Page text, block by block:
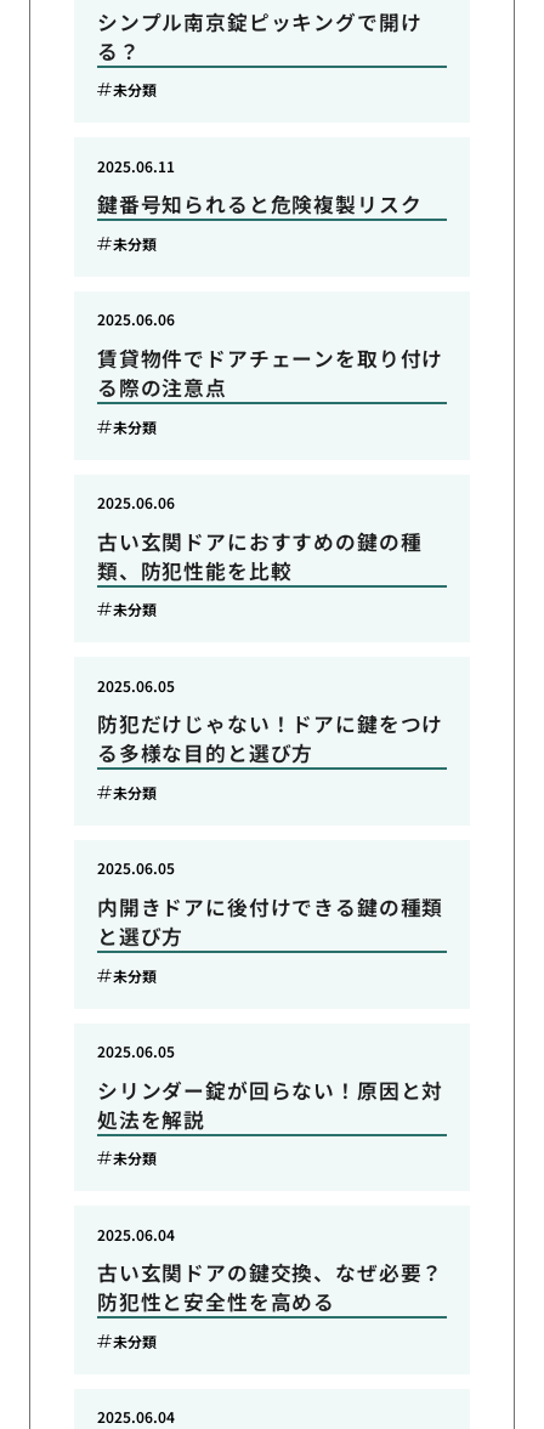
シンプル南京錠ピッキングで開け
る？
未分類
鍵番号知られると危険複製リスク
2025.06.11
未分類
賃貸物件でドアチェーンを取り付け
る際の注意点
2025.06.06
未分類
古い玄関ドアにおすすめの鍵の種
類、防犯性能を比較
2025.06.06
未分類
防犯だけじゃない！ドアに鍵をつけ
る多様な目的と選び方
2025.06.05
未分類
内開きドアに後付けできる鍵の種類
と選び方
2025.06.05
未分類
シリンダー錠が回らない！原因と対
処法を解説
2025.06.05
未分類
古い玄関ドアの鍵交換、なぜ必要？
防犯性と安全性を高める
2025.06.04
未分類
2025.06.04